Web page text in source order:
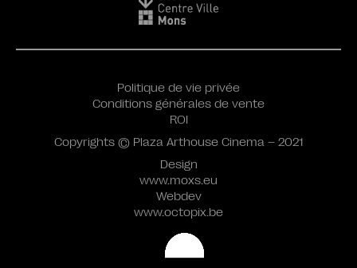
Design
www.moxs.eu
Webdev
www.octopix.be
Politique de vie privée
Conditions générales de vente
ROI
Copyrights © Plaza Arthouse Cinema – 2021